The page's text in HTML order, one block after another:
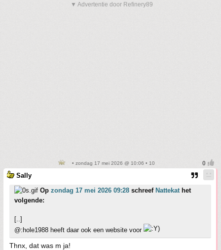
▼ Advertentie door Refinery89
• zondag 17 mei 2026 @ 10:06 • 10
Sally
Op zondag 17 mei 2026 09:28 schreef Nattekathet
volgende:
[..]
@:hole1988 heeft daar ook een website voor
Thnx, dat was m ja!